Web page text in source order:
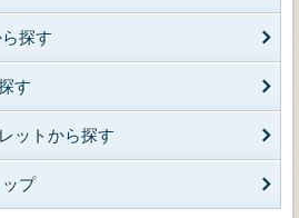
探す
す
ットから探す
プ